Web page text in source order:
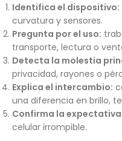
Identifica el dispositivo:
curvatura y sensores.
Pregunta por el uso:
transporte, lectura o
Detecta la molestia
privacidad, rayones o
Explica el intercambio:
una diferencia en brillo,
Confirma la
celular irrompible.